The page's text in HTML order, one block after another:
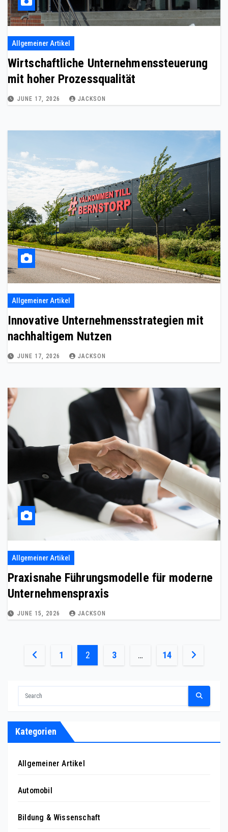
Allgemeiner Artikel
Wirtschaftliche Unternehmenssteuerung
mit hoher Prozessqualität
JUNE 17, 2026 JACKSON
Allgemeiner Artikel
Innovative Unternehmensstrategien mit
nachhaltigem Nutzen
JUNE 17, 2026 JACKSON
Allgemeiner Artikel
Praxisnahe Führungsmodelle für moderne
Unternehmenspraxis
JUNE 15, 2026 JACKSON
Posts
1 2 3 … 14
Kategorien
Allgemeiner Artikel
Automobil
Bildung & Wissenschaft